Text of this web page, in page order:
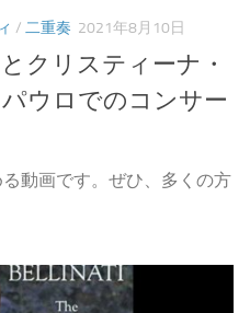
/ 二重奏 2021年8月10日
クリスティーナ・
ウロでのコンサー
動画です。ぜひ、多くの方